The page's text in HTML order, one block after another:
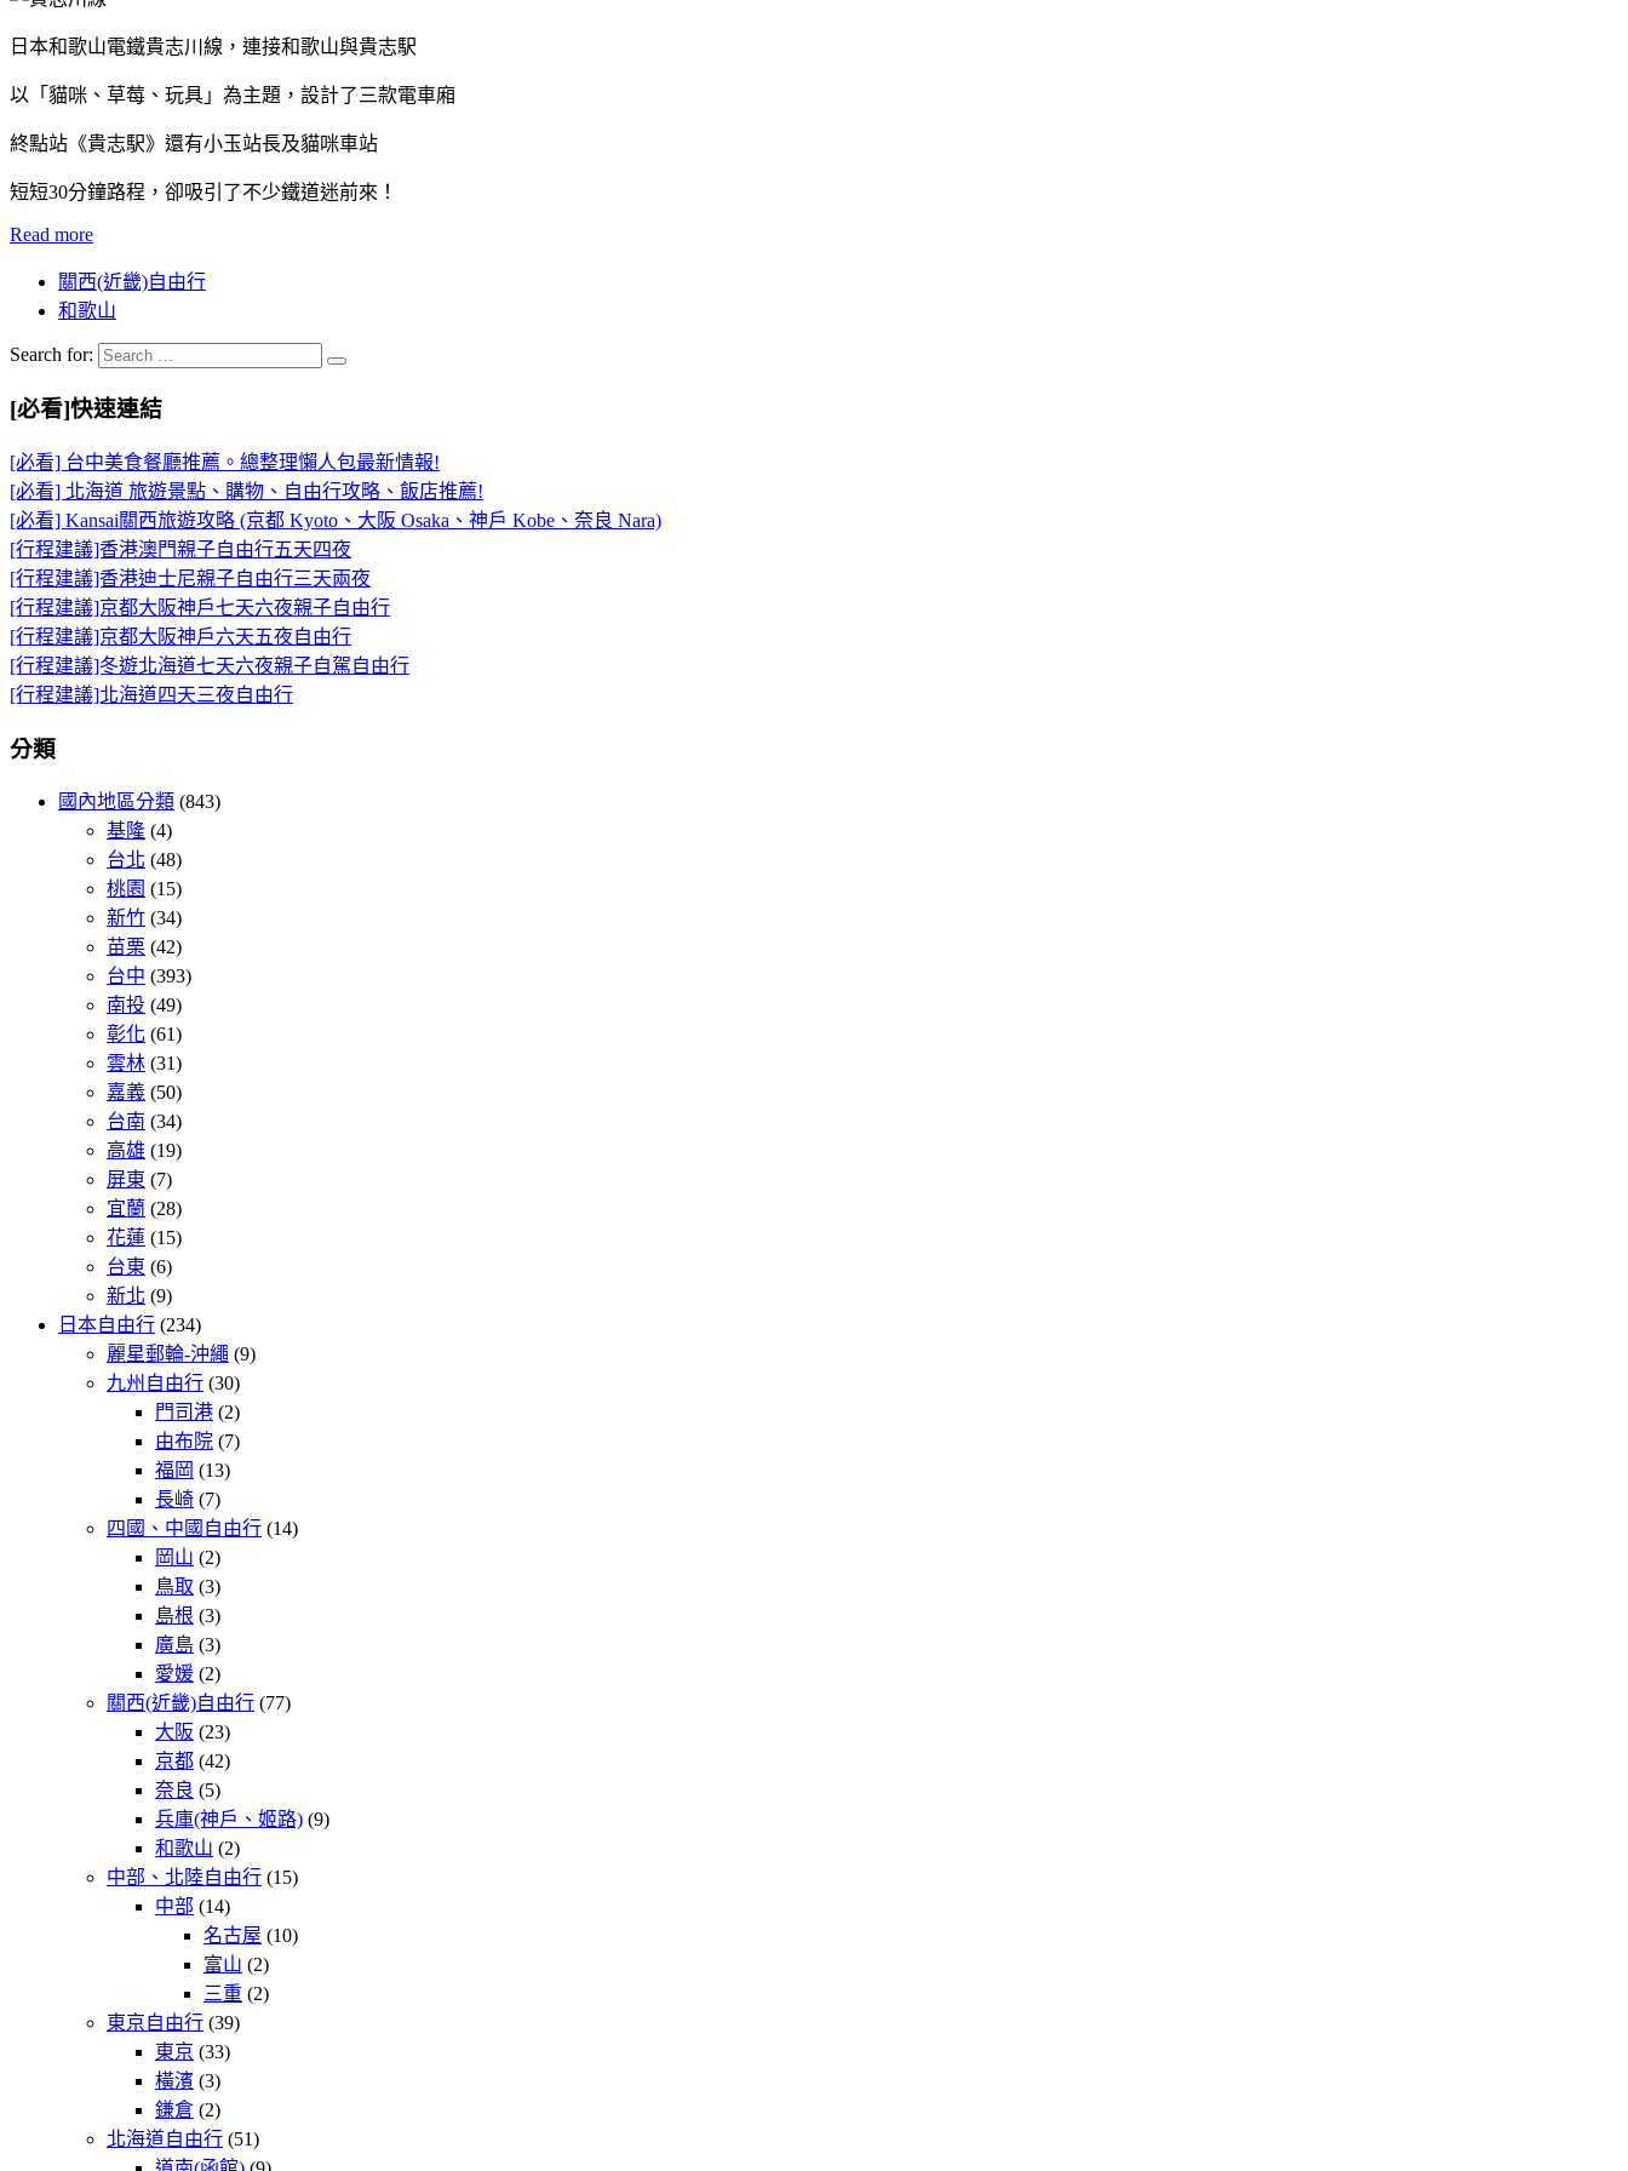
日本和歌山電鐵貴志川線，連接和歌山與貴志駅
以「貓咪、草莓、玩具」為主題，設計了三款電車廂
終點站《貴志駅》還有小玉站長及貓咪車站
短短30分鐘路程，卻吸引了不少鐵道迷前來！
Read more
關西(近畿)自由行
和歌山
Search for:
[必看]快速連結
[必看] 台中美食餐廳推薦。總整理懶人包最新情報!
[必看] 北海道 旅遊景點、購物、自由行攻略、飯店推薦!
[必看] Kansai關西旅遊攻略 (京都 Kyoto、大阪 Osaka、神戶 Kobe、奈良 Nara)
[行程建議]香港澳門親子自由行五天四夜
[行程建議]香港迪士尼親子自由行三天兩夜
[行程建議]京都大阪神戶七天六夜親子自由行
[行程建議]京都大阪神戶六天五夜自由行
[行程建議]冬遊北海道七天六夜親子自駕自由行
[行程建議]北海道四天三夜自由行
分類
國內地區分類 (843)
基隆 (4)
台北 (48)
桃園 (15)
新竹 (34)
苗栗 (42)
台中 (393)
南投 (49)
彰化 (61)
雲林 (31)
嘉義 (50)
台南 (34)
高雄 (19)
屏東 (7)
宜蘭 (28)
花蓮 (15)
台東 (6)
新北 (9)
日本自由行 (234)
麗星郵輪-沖繩 (9)
九州自由行 (30)
門司港 (2)
由布院 (7)
福岡 (13)
長崎 (7)
四國、中國自由行 (14)
岡山 (2)
鳥取 (3)
島根 (3)
廣島 (3)
愛媛 (2)
關西(近畿)自由行 (77)
大阪 (23)
京都 (42)
奈良 (5)
兵庫(神戶、姬路) (9)
和歌山 (2)
中部、北陸自由行 (15)
中部 (14)
名古屋 (10)
富山 (2)
三重 (2)
東京自由行 (39)
東京 (33)
橫濱 (3)
鎌倉 (2)
北海道自由行 (51)